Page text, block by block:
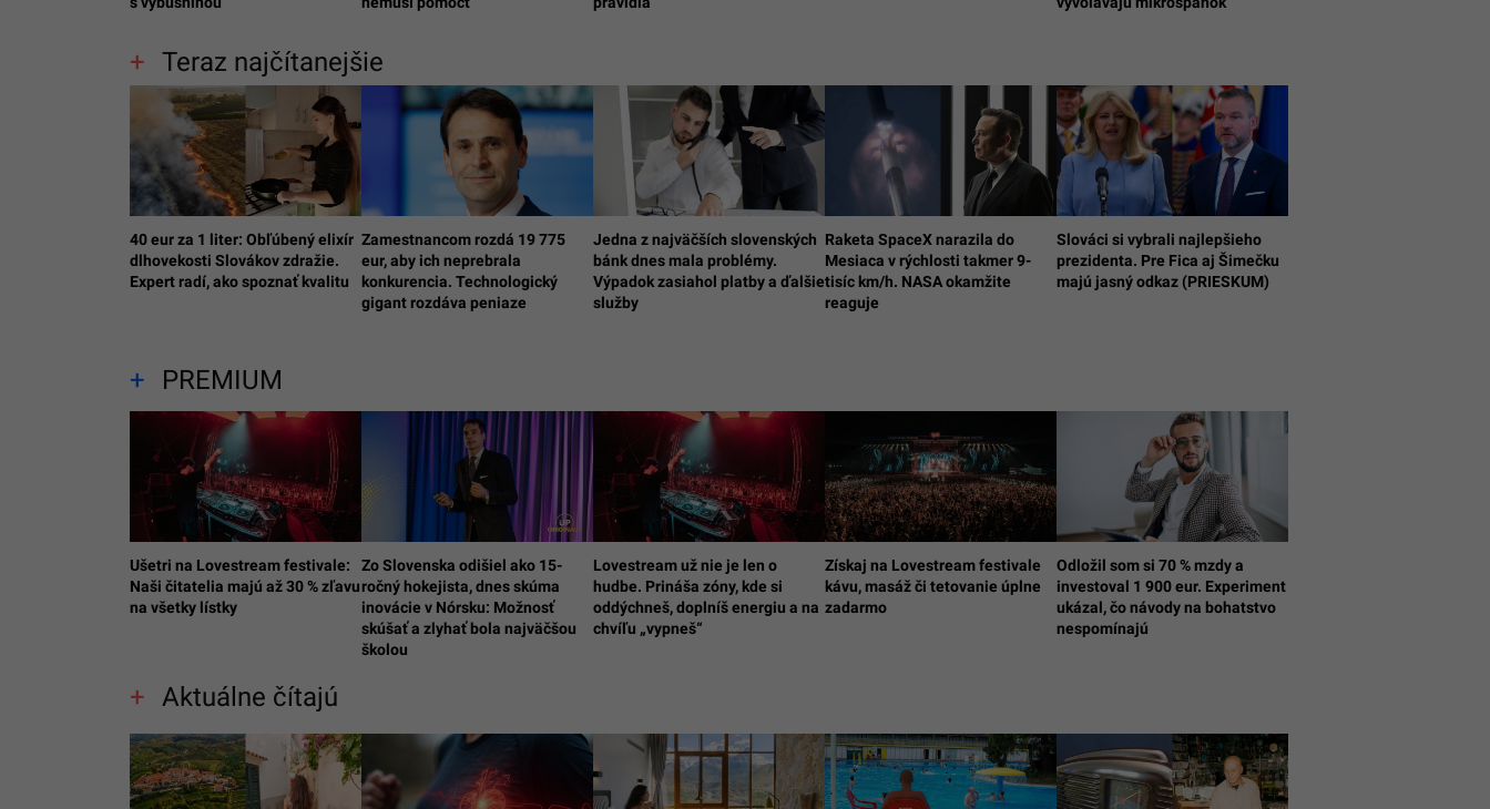
Teraz najčítanejšie
40 eur za 1 liter: Obľúbený elixír
dlhovekosti Slovákov zdražie.
Expert radí, ako spoznať kvalitu
Zamestnancom rozdá 19 775
eur, aby ich neprebrala
konkurencia. Technologický
gigant rozdáva peniaze
Jedna z najväčších slovenských
bánk dnes mala problémy.
Výpadok zasiahol platby a ďalšie
služby
Raketa SpaceX narazila do
Mesiaca v rýchlosti takmer 9-
tisíc km/h. NASA okamžite
reaguje
Slováci si vybrali najlepšieho
prezidenta. Pre Fica aj Šimečku
majú jasný odkaz (PRIESKUM)
PREMIUM
Ušetri na Lovestream festivale:
Naši čitatelia majú až 30 % zľavu
na všetky lístky
Zo Slovenska odišiel ako 15-
ročný hokejista, dnes skúma
inovácie v Nórsku: Možnosť
skúšať a zlyhať bola najväčšou
školou
Lovestream už nie je len o
hudbe. Prináša zóny, kde si
oddýchneš, doplníš energiu a na
chvíľu „vypneš“
Získaj na Lovestream festivale
kávu, masáž či tetovanie úplne
zadarmo
Odložil som si 70 % mzdy a
investoval 1 900 eur. Experiment
ukázal, čo návody na bohatstvo
nespomínajú
Aktuálne čítajú